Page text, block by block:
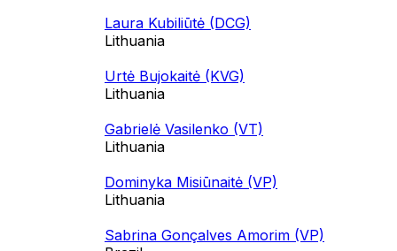
Laura Kubiliūtė (DCG)
Lithuania
Urtė Bujokaitė (KVG)
Lithuania
Gabrielė Vasilenko (VT)
Lithuania
Dominyka Misiūnaitė (VP)
Lithuania
Sabrina Gonçalves Amorim (VP)